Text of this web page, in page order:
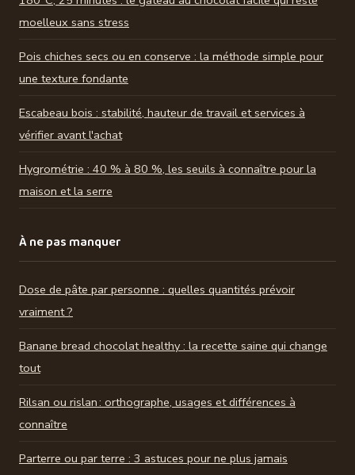
moelleux sans stress
Pois chiches secs ou en conserve : la méthode simple pour
une texture fondante
Escabeau bois : stabilité, hauteur de travail et services à
vérifier avant l'achat
Hygrométrie : 40 % à 80 %, les seuils à connaître pour la
maison et la serre
À ne pas manquer
Dose de pâte par personne : quelles quantités prévoir
vraiment ?
Banane bread chocolat healthy : la recette saine qui change
tout
Rilsan ou rislan : orthographe, usages et différences à
connaître
Parterre ou par terre : 3 astuces pour ne plus jamais